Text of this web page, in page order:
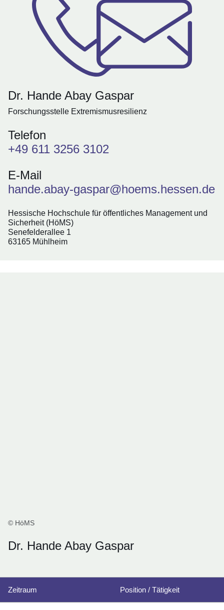
Dr. Hande Abay Gaspar
Forschungsstelle Extremismusresilienz
Telefon
+49 611 3256 3102
E-Mail
hande.abay-gaspar@hoems.hessen.de
Hessische Hochschule für öffentliches Management und
Sicherheit (HöMS)
Senefelderallee 1
63165 Mühlheim
© HöMS
Dr. Hande Abay Gaspar
Zeitraum Position / Tätigkeit